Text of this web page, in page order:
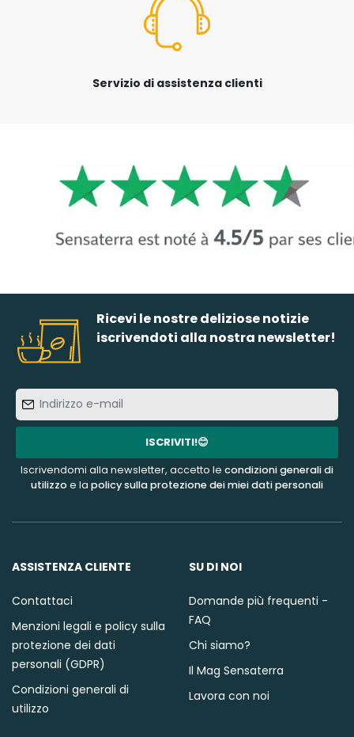
Servizio di assistenza clienti
Ricevi le nostre deliziose notizie
iscrivendoti alla nostra newsletter!
e-
mail
ISCRIVITI!😊
Iscrivendomi alla newsletter, accetto le condizioni generali di
utilizzoe la policy sulla protezione dei miei dati personali
ASSISTENZA CLIENTE
Contattaci
Menzioni legali e policy sulla
protezione dei dati
personali (GDPR)
Condizioni generali di
utilizzo
SU DI NOI
Domande più frequenti -
FAQ
Chi siamo?
Il Mag Sensaterra
Lavora con noi